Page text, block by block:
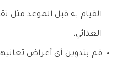
القيام به قبل الموعد مثل
الغذائي.
قم بتدوين أي أعراض